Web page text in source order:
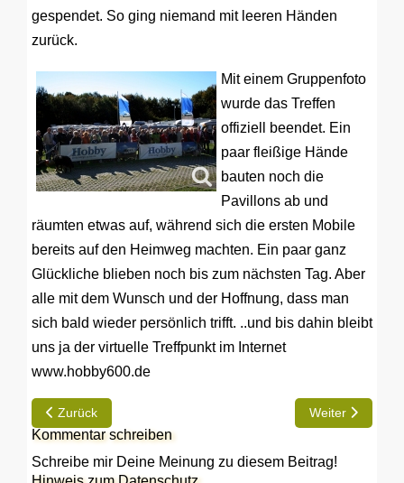
gespendet. So ging niemand mit leeren Händen
zurück.
Mit einem Gruppenfoto
wurde das Treffen
offiziell beendet. Ein
paar fleißige Hände
bauten noch die
Pavillons ab und
räumten etwas auf, während sich die ersten Mobile
bereits auf den Heimweg machten. Ein paar ganz
Glückliche blieben noch bis zum nächsten Tag. Aber
alle mit dem Wunsch und der Hoffnung, dass man
sich bald wieder persönlich trifft. ..und bis dahin bleibt
uns ja der virtuelle Treffpunkt im Internet
www.hobby600.de
Vorheriger Beitrag: Rund um den Thing-Platz am Marienbad
Zurück Nächster
Weiter
Kommentar schreiben
Schreibe mir Deine Meinung zu diesem Beitrag!